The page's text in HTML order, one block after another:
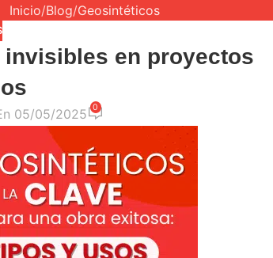
Inicio Blog Geosintéticos
en proyectos
05/05/2025 0